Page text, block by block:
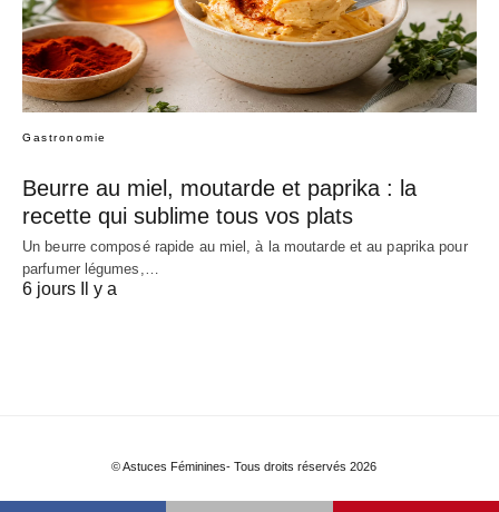
Gastronomie
Beurre au miel, moutarde et paprika : la
recette qui sublime tous vos plats
Un beurre composé rapide au miel, à la moutarde et au paprika pour
parfumer légumes,…
6 jours Il y a
© Astuces Féminines- Tous droits réservés 2026